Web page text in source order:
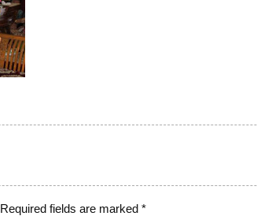
Required fields are marked*